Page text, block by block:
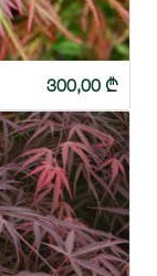
300,00 ₾